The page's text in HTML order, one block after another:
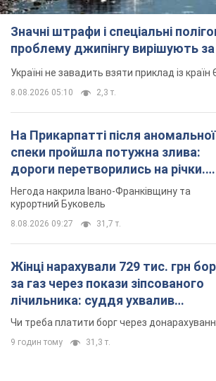
Значні штрафи і спеціальні
проблему джипінгу вирішують
Україні не завадить взяти приклад із країн
8.08.2026 05:10 2,3 т.
На Прикарпатті після аномальної
спеки пройшла потужна злива:
дороги перетворились на річки.
Відео
Негода накрила Івано-Франківщину та
курортний Буковель
8.08.2026 09:27 31,7 т.
Жінці нарахували 729 тис. грн
за газ через покази зіпсованого
лічильника: суддя ухвалив
неочікуване рішення
Чи треба платити борг через
9 годин тому 31,3 т.